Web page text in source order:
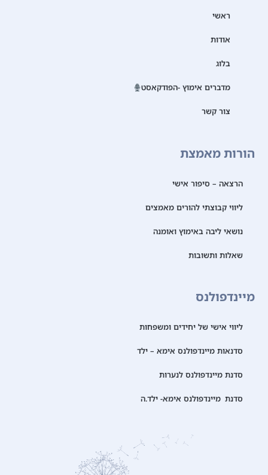
ראשי
אודות
בלוג
מדברים אימוץ -הפודקאסט
צור קשר
הורות מאמצת
הרצאה – סיפור אישי
ליווי קבוצתי להורים מאמצים
נושאי ליבה באימוץ ואומנה
שאלות ותשובות
מיינדפולנס
ליווי אישי של יחידים ומשפחות
סדנאות מיינדפולנס אימא – ילד
סדנת מיינדפולנס לנערות
סדנת מיינדפולנס אימא- ילד.ה